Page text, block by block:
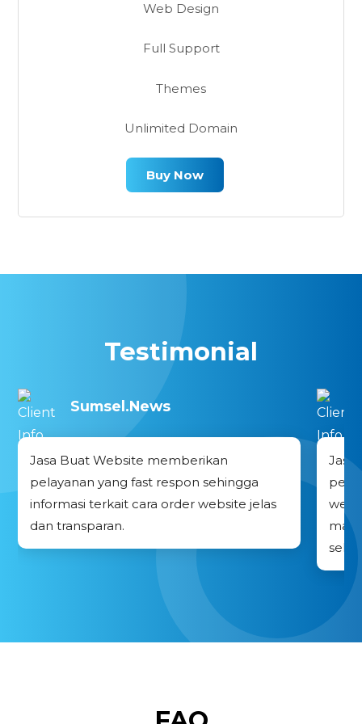
Web Design
Full Support
Themes
Unlimited Domain
Buy Now
Testimonial
Sumsel.News
Jasa Buat Website memberikan
pelayanan yang fast respon sehingga
informasi terkait cara order website jelas
dan transparan.
Jasa